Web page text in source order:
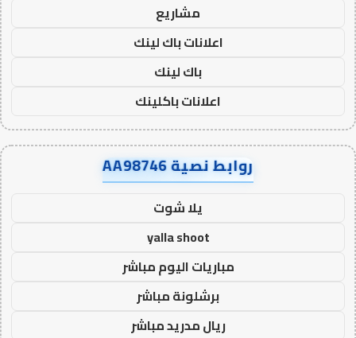
مشاريع
اعلانات باك لينك
باك لينك
اعلانات باكلينك
روابط نصية AA98746
يلا شوت
yalla shoot
مباريات اليوم مباشر
برشلونة مباشر
ريال مدريد مباشر